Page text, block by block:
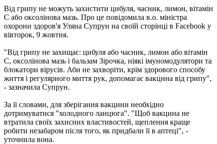
Від грипу не можуть захистити цибуля, часник, лимон, вітамін
С або оксолінова мазь. Про це повідомила в.о. міністра
охорони здоров'я Уляна Супрун на своїй сторінці в Facebook у
вівторок, 9 жовтня.
"Від грипу не захищає: цибуля або часник, лимон або вітамін
C, оксолінова мазь і бальзам Зірочка, ніякі імуномодулятори та
блокатори вірусів. Аби не захворіти, крім здорового способу
життя і регулярного миття рук, допомагає вакцина від грипу",
- зазначила Супрун.
За її словами, для зберігання вакцини необхідно
дотримуватися "холодного ланцюга". "Щоб вакцина не
втратила своїх захисних властивостей, щеплення краще
робити незабаром після того, як придбали її в аптеці", -
уточнила вона.